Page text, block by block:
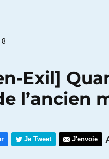
Exil]
l’ancien
Je Tweet J'envoie